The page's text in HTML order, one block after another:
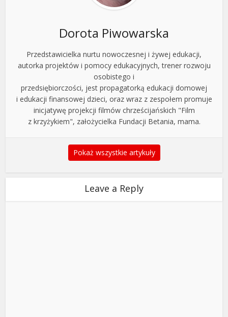
Dorota Piwowarska
Przedstawicielka nurtu nowoczesnej i żywej edukacji,
autorka projektów i pomocy edukacyjnych, trener rozwoju
osobistego i
przedsiębiorczości, jest propagatorką edukacji domowej
i edukacji finansowej dzieci, oraz wraz z zespołem promuje
inicjatywę projekcji filmów chrześcijańskich "Film
z krzyżykiem", założycielka Fundacji Betania, mama.
Pokaż wszystkie artykuły
Leave a Reply